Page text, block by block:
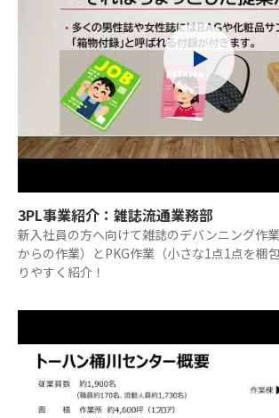
3PL事業紹介：雑誌流通業務部
新入社員の方へ向けて雑誌のデバンニング作
からの作業）とPKG作業（小さな1点1点を梱
りやすく紹介！